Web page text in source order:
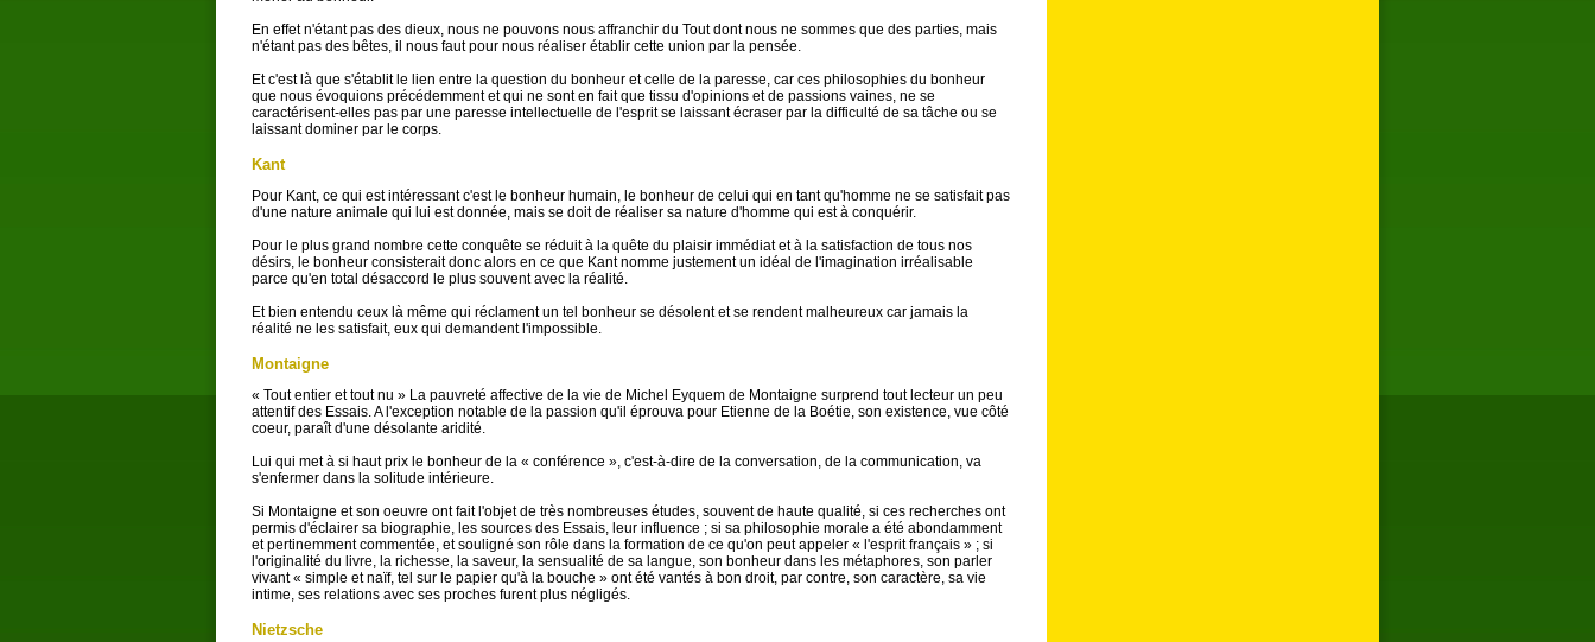
En effet n'étant pas des dieux, nous ne pouvons nous affranchir du Tout dont nous ne sommes que des parties, mais
n'étant pas des bêtes, il nous faut pour nous réaliser établir cette union par la pensée.
Et c'est là que s'établit le lien entre la question du bonheur et celle de la paresse, car ces philosophies du bonheur
que nous évoquions précédemment et qui ne sont en fait que tissu d'opinions et de passions vaines, ne se
caractérisent-elles pas par une paresse intellectuelle de l'esprit se laissant écraser par la difficulté de sa tâche ou se
laissant dominer par le corps.
Kant
Pour Kant, ce qui est intéressant c'est le bonheur humain, le bonheur de celui qui en tant qu'homme ne se satisfait pas
d'une nature animale qui lui est donnée, mais se doit de réaliser sa nature d'homme qui est à conquérir.
Pour le plus grand nombre cette conquête se réduit à la quête du plaisir immédiat et à la satisfaction de tous nos
désirs, le bonheur consisterait donc alors en ce que Kant nomme justement un idéal de l'imagination irréalisable
parce qu'en total désaccord le plus souvent avec la réalité.
Et bien entendu ceux là même qui réclament un tel bonheur se désolent et se rendent malheureux car jamais la
réalité ne les satisfait, eux qui demandent l'impossible.
Montaigne
« Tout entier et tout nu » La pauvreté affective de la vie de Michel Eyquem de Montaigne surprend tout lecteur un peu
attentif des Essais. A l'exception notable de la passion qu'il éprouva pour Etienne de la Boétie, son existence, vue côté
coeur, paraît d'une désolante aridité.
Lui qui met à si haut prix le bonheur de la « conférence », c'est-à-dire de la conversation, de la communication, va
s'enfermer dans la solitude intérieure.
Si Montaigne et son oeuvre ont fait l'objet de très nombreuses études, souvent de haute qualité, si ces recherches ont
permis d'éclairer sa biographie, les sources des Essais, leur influence ; si sa philosophie morale a été abondamment
et pertinemment commentée, et souligné son rôle dans la formation de ce qu'on peut appeler « l'esprit français » ; si
l'originalité du livre, la richesse, la saveur, la sensualité de sa langue, son bonheur dans les métaphores, son parler
vivant « simple et naïf, tel sur le papier qu'à la bouche » ont été vantés à bon droit, par contre, son caractère, sa vie
intime, ses relations avec ses proches furent plus négligés.
Nietzsche